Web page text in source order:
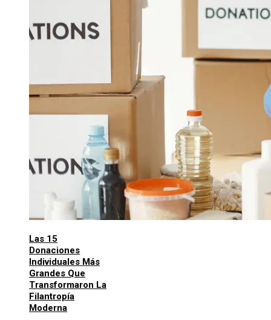
Las 15
Donaciones
Individuales Más
Grandes Que
Transformaron La
Filantropía
Moderna